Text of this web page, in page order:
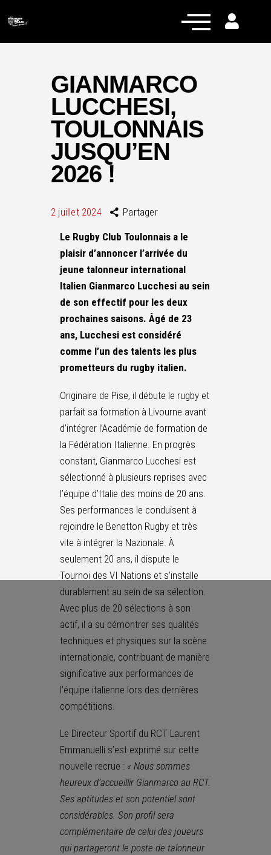
Actualités
Équipe pro
Nos équipes
Fan Zone
GIANMARCO
LUCCHESI,
TOULONNAIS
JUSQU’EN
2026 !
2 juillet 2024 Partager
Le Rugby Club Toulonnais a le
plaisir d’annoncer l’arrivée du
jeune talonneur international
Italien Gianmarco Lucchesi au sein
de son effectif pour les deux
prochaines saisons. Âgé de 23
ans, Lucchesi est considéré
comme l’un des talents les plus
prometteurs du rugby italien.
Originaire de Pise, il débute le rugby et
parfait sa formation à Livourne avant
d’intégrer l’Académie de formation de
la Fédération Italienne. En progrès
constant, Gianmarco Lucchesi est
sélectionné à plusieurs reprises avec
l’équipe d’Italie des moins de 20 ans.
Ses performances le conduisent à
rejoindre le Benetton Rugby et très
vite à intégrer la Nazionale. À
seulement 20 ans, il dispute le
Tournoi des VI Nations et s’installe
durablement au sein de sa sélection.
Avec plus de 20 sélections à son
actif, il a su démontrer ses qualités
techniques et physiques sur la scène
internationale, contribuant de manière
significative aux performances de
l’équipe italienne lors des dernières
compétitions.
Le Directeur Sportif du RCT Laurent
Emmanuelli s’est exprimé sur cette
nouvelle recrue : « Nous sommes
heureux d’accueillir Gianmarco au RCT.
Ses aptitudes et son potentiel sont
considérables. Son profil sera
complémentaire de celui des joueurs
qui partageront le poste de talonneur